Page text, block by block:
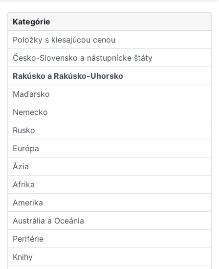
Kategórie
Položky s klesajúcou cenou
Česko-Slovensko a nástupní­cke štáty
Rakúsko a Rakúsko-Uhorsko
Maďarsko
Nemecko
Rusko
Európa
Ázia
Afrika
Amerika
Austrália a Oceánia
Periférie
Knihy